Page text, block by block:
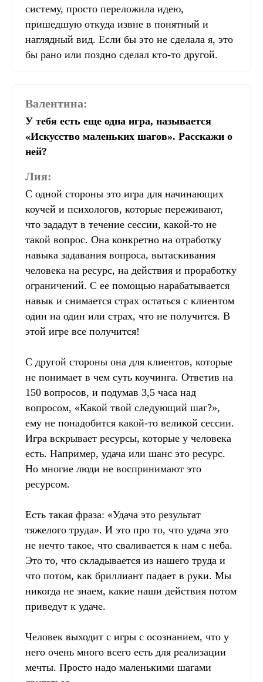
систему, просто переложила идею,
пришедшую откуда извне в понятный и
наглядный вид. Если бы это не сделала я, это
бы рано или поздно сделал кто-то другой.
Валентина:
У тебя есть еще одна игра, называется
«Искусство маленьких шагов». Расскажи о
ней?
Лия:
С одной стороны это игра для начинающих
коучей и психологов, которые переживают,
что зададут в течение сессии, какой-то не
такой вопрос. Она конкретно на отработку
навыка задавания вопроса, вытаскивания
человека на ресурс, на действия и проработку
ограничений. С ее помощью нарабатывается
навык и снимается страх остаться с клиентом
один на один или страх, что не получится. В
этой игре все получится!
С другой стороны она для клиентов, которые
не понимает в чем суть коучинга. Ответив на
150 вопросов, и подумав 3,5 часа над
вопросом, «Какой твой следующий шаг?»,
ему не понадобится какой-то великой сессии.
Игра вскрывает ресурсы, которые у человека
есть. Например, удача или шанс это ресурс.
Но многие люди не воспринимают это
ресурсом.
Есть такая фраза: «Удача это результат
тяжелого труда». И это про то, что удача это
не нечто такое, что сваливается к нам с неба.
Это то, что складывается из нашего труда и
что потом, как бриллиант падает в руки. Мы
никогда не знаем, какие наши действия потом
приведут к удаче.
Человек выходит с игры с осознанием, что у
него очень много всего есть для реализации
мечты. Просто надо маленькими шагами